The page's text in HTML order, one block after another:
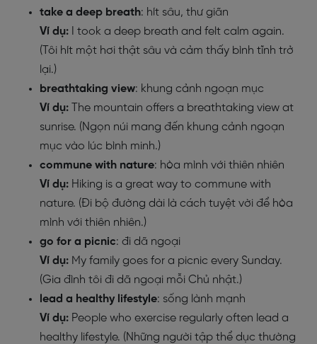
take a deep breath: hít sâu, thư giãn
Ví dụ: I took a deep breath and felt calm again.
(Tôi hít một hơi thật sâu và cảm thấy bình tĩnh trở
lại.)
breathtaking view: khung cảnh ngoạn mục
Ví dụ: The mountain offers a breathtaking view at
sunrise. (Ngọn núi mang đến khung cảnh ngoạn
mục vào lúc bình minh.)
commune with nature: hòa mình với thiên nhiên
Ví dụ: Hiking is a great way to commune with
nature. (Đi bộ đường dài là cách tuyệt vời để hòa
mình với thiên nhiên.)
go for a picnic: đi dã ngoại
Ví dụ: My family goes for a picnic every Sunday.
(Gia đình tôi đi dã ngoại mỗi Chủ nhật.)
lead a healthy lifestyle: sống lành mạnh
Ví dụ: People who exercise regularly often lead a
healthy lifestyle. (Những người tập thể dục thường